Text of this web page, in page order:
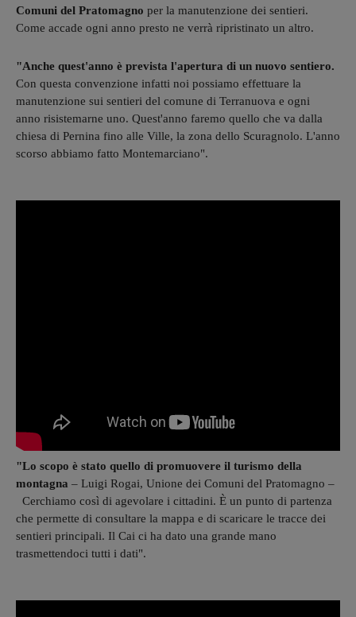
Comuni del Pratomagno per la manutenzione dei sentieri.
Come accade ogni anno presto ne verrà ripristinato un altro.
"Anche quest'anno è prevista l'apertura di un nuovo sentiero.
Con questa convenzione infatti noi possiamo effettuare la
manutenzione sui sentieri del comune di Terranuova e ogni
anno risistemarne uno. Quest'anno faremo quello che va dalla
chiesa di Pernina fino alle Ville, la zona dello Scuragnolo. L'anno
scorso abbiamo fatto Montemarciano".
"Lo scopo è stato quello di promuovere il turismo della
montagna – Luigi Rogai, Unione dei Comuni del Pratomagno –
Cerchiamo così di agevolare i cittadini. È un punto di partenza
che permette di consultare la mappa e di scaricare le tracce dei
sentieri principali. Il Cai ci ha dato una grande mano
trasmettendoci tutti i dati".